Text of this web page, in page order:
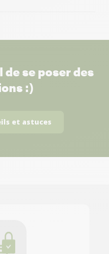
se poser des
:)
et astuces